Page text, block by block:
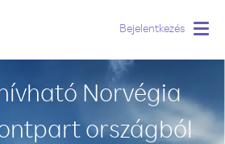
Bejelentkezés
Norvégia
országból